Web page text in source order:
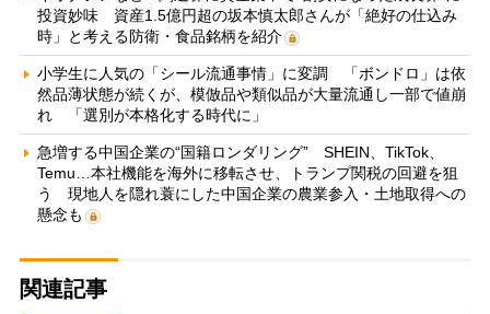
投資妙味 資産1.5億円超の坂本慎太郎さんが「絶好の仕込み
時」と考える防衛・食品銘柄を紹介
小学生に人気の「シール流通事情」に変調 「ボンドロ」は依
然品薄状態が続くが、模倣品や類似品が大量流通し一部で値崩
れ 「選別が本格化する時代に」
急増する中国企業の“国籍ロンダリング” SHEIN、TikTok、
Temu…本社機能を海外に移転させ、トランプ関税の回避を狙
う 現地人を隠れ蓑にした中国企業の農業参入・土地取得への
懸念も
関連記事